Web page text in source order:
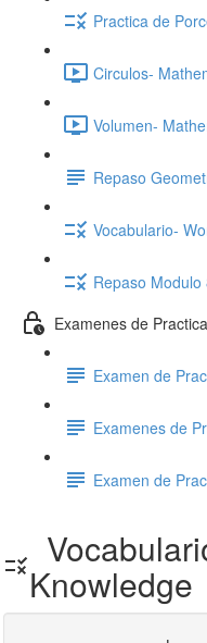
Practica de
Circulos-
Volumen-
Repaso
Vocabulario-
Repaso Modulo
Examenes de Practica
Examen de
Examenes de
Examen de
Knowledge